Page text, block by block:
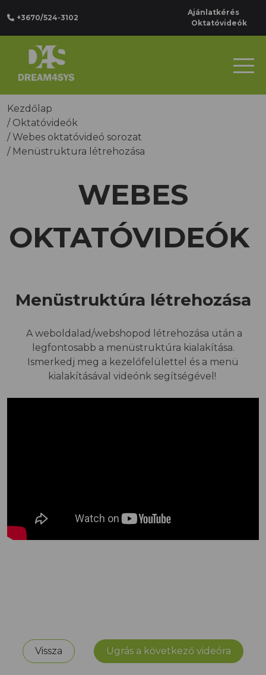
+3670/524-3102
Ajánlatkérés
Oktatóvideók
Kezdőlap
/ Oktatóvideók
/Webes oktatóvideó sorozat
/ Menüstruktura létrehozása
WEBES
OKTATÓVIDEÓK
Menüstruktúra létrehozása
A weboldalad/webshopod létrehozása után a
legfontosabb a menüstruktúra kialakítása.
Ismerkedj meg a kezelőfelülettel és a menü
kialakításával videónk segítségével!
Vissza Ugrás a következő videóra